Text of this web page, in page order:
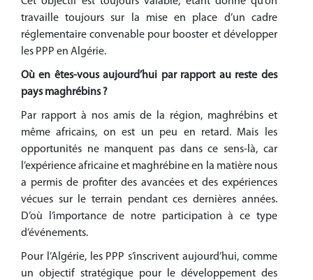
travaille toujours sur la mise en place d’un cadre
réglementaire convenable pour booster et développer
les PPP en Algérie.
Où en êtes-vous aujourd’hui par rapport au reste des
pays maghrébins ?
Par rapport à nos amis de la région, maghrébins et
même africains, on est un peu en retard. Mais les
opportunités ne manquent pas dans ce sens-là, car
l’expérience africaine et maghrébine en la matière nous
a permis de profiter des avancées et des expériences
vécues sur le terrain pendant ces dernières années.
D’où l’importance de notre participation à ce type
d’événements.
Pour l’Algérie, les PPP s’inscrivent aujourd’hui, comme
un objectif stratégique pour le développement des